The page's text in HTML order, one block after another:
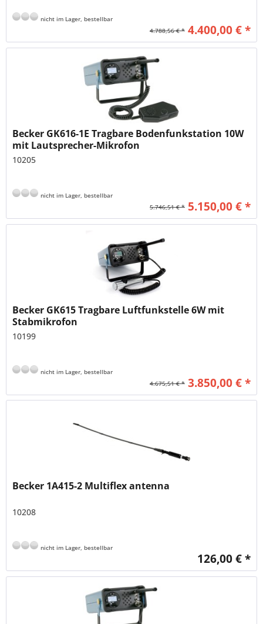
nicht im Lager, bestellbar
4.788,56 € * 4.400,00 € *
Becker GK616-1E Tragbare Bodenfunkstation 10W
mit Lautsprecher-Mikrofon
10205
nicht im Lager, bestellbar
5.746,51 € * 5.150,00 € *
Becker GK615 Tragbare Luftfunkstelle 6W mit
Stabmikrofon
10199
nicht im Lager, bestellbar
4.675,51 € * 3.850,00 € *
Becker 1A415-2 Multiflex antenna
10208
nicht im Lager, bestellbar
126,00 € *